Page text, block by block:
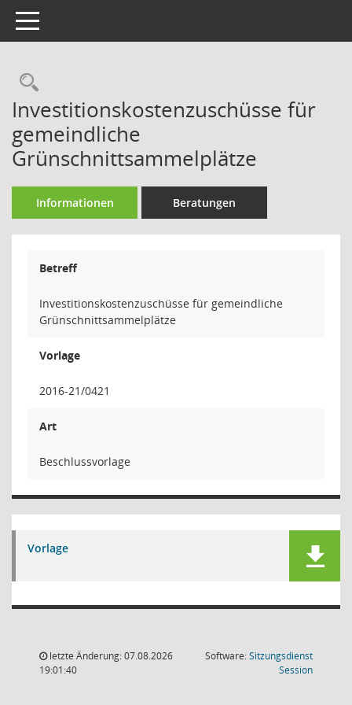
Toggle navigation
Rechercheauswahl
Investitionskostenzuschüsse für
gemeindliche
Grünschnittsammelplätze
Informationen Beratungen
Betreff
Investitionskostenzuschüsse für gemeindliche
Grünschnittsammelplätze
Vorlage
2016-21/0421
Art
Beschlussvorlage
Vorlage
letzte Änderung: 07.08.2026
19:01:40
Software:Sitzungsdienst
Session(Wird in